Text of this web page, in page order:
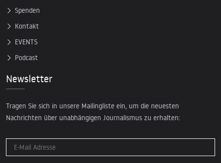
Spenden
Kontakt
EVENTS
Podcast
Newsletter
Tragen Sie sich in unsere Mailingliste ein, um die neuesten
Nachrichten über unabhängigen Journalismus zu erhalten: